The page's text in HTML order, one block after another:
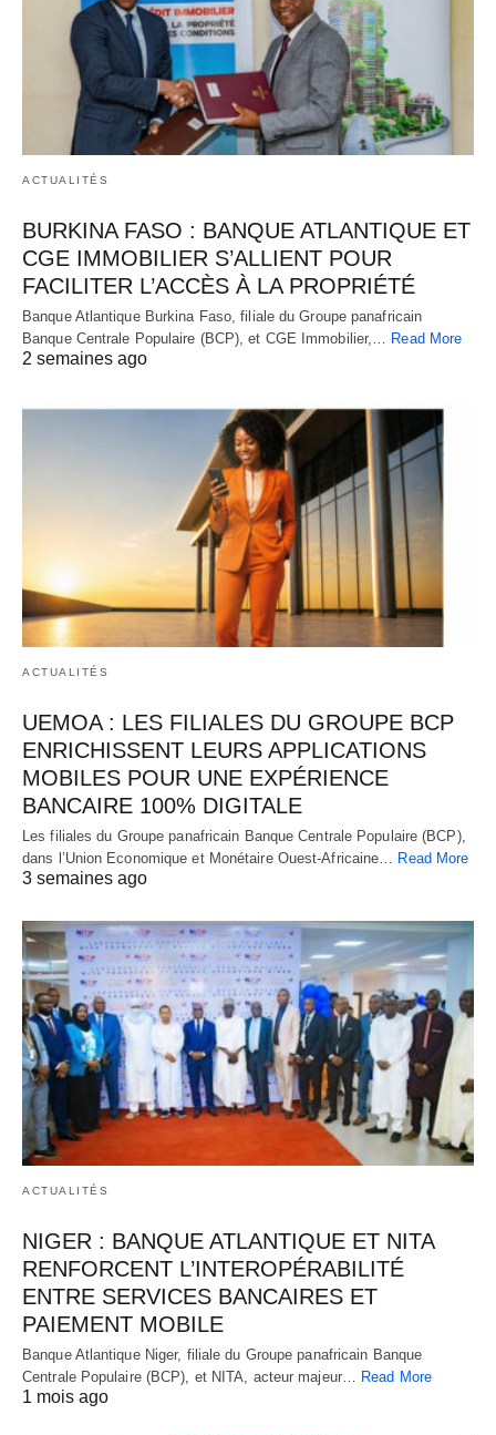
ACTUALITÉS
BURKINA FASO : BANQUE ATLANTIQUE ET
CGE IMMOBILIER S’ALLIENT POUR
FACILITER L’ACCÈS À LA PROPRIÉTÉ
Banque Atlantique Burkina Faso, filiale du Groupe panafricain
Banque Centrale Populaire (BCP), et CGE Immobilier,…
Read More
2 semaines ago
ACTUALITÉS
UEMOA : LES FILIALES DU GROUPE BCP
ENRICHISSENT LEURS APPLICATIONS
MOBILES POUR UNE EXPÉRIENCE
BANCAIRE 100% DIGITALE
Les filiales du Groupe panafricain Banque Centrale Populaire (BCP),
dans l’Union Economique et Monétaire Ouest-Africaine… Read More
3 semaines ago
ACTUALITÉS
NIGER : BANQUE ATLANTIQUE ET NITA
RENFORCENT L’INTEROPÉRABILITÉ
ENTRE SERVICES BANCAIRES ET
PAIEMENT MOBILE
Banque Atlantique Niger, filiale du Groupe panafricain Banque
Centrale Populaire (BCP), et NITA, acteur majeur… Read More
1 mois ago